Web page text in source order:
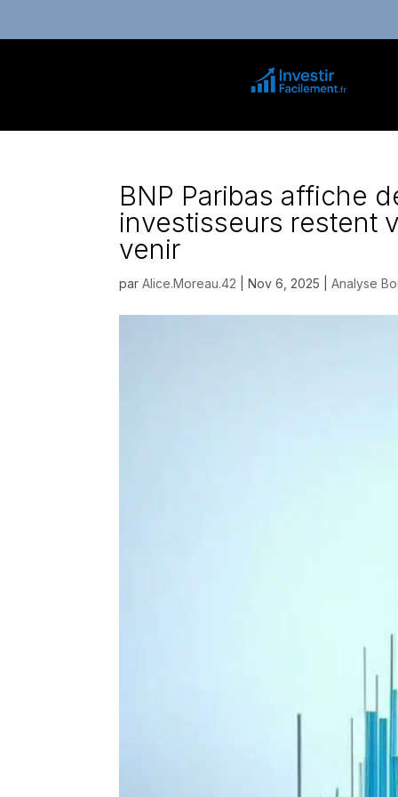
BNP Paribas affiche
investisseurs restent
venir
parAlice.Moreau.42 |Nov 6, 2025 |Analyse